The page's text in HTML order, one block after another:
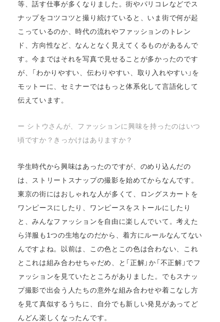
等、話す仕事が多くなりました。街やパリコレなどでス
ナップをコツコツと撮り続けていると、いま街で何が起
こっているのか、時代の流れやファッションのトレン
ド、方向性など、なんとなく見えてくるものがあるんで
す。今まではそれを写真で見せることが多かったのです
が、「わかりやすい、伝わりやすい、取り入れやすい」を
モットーに、セミナーではもっと体系化して言語化して
伝えています。
ー シトウさんが、ファッションに興味を持ったのはいつ
頃ですか？きっかけはありますか？
学生時代から興味はあったのですが、のめり込んだの
は、ストリートスナップの撮影を始めてからなんです。
東京の街にはおしゃれな人が多くて、ロングスカートを
ワンピースにしたり、ワンピースをストールにしたり
と、みんなファッションを自由に楽しんでいて。考えた
ら洋服も1つの生地なのだから、着方にルールなんてない
んですよね。以前は、この色とこの色は合わない、これ
とこれは組み合わせちゃだめ、と「正解」か「不正解」でフ
ァッションを見ていたところがありました。でもスナッ
プ撮影で出会う人たちの意外な組み合わせや着こなし方
を見て真似するうちに、自分でも新しい発見があってど
んどん楽しくなったんです。